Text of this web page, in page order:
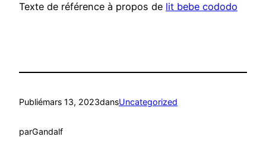
Texte de référence à propos de lit bebe cododo
Publiémars 13, 2023dansUncategorized
parGandalf